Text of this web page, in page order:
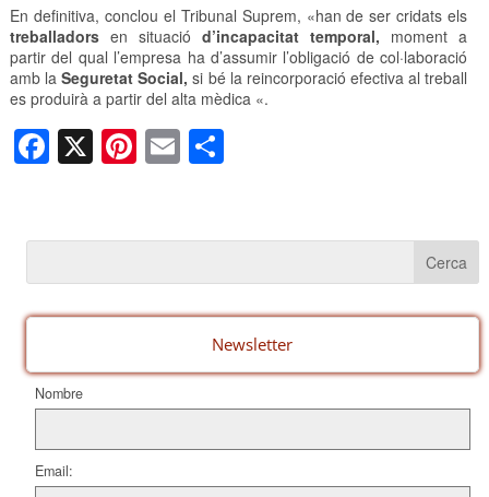
En definitiva, conclou el Tribunal Suprem, «han de ser cridats els
treballadorsen situaciód’incapacitat temporal, moment a
partir del qual l’empresa ha d’assumir l’obligació de col·laboració
amb laSeguretat Social, si bé la reincorporació efectiva al treball
es produirà a partir del alta mèdica «.
F
a
e
b
o
k
X Pi
nt
e
st
E
m
C
p
ar
te
ix
Newsletter
Nombre
Email: